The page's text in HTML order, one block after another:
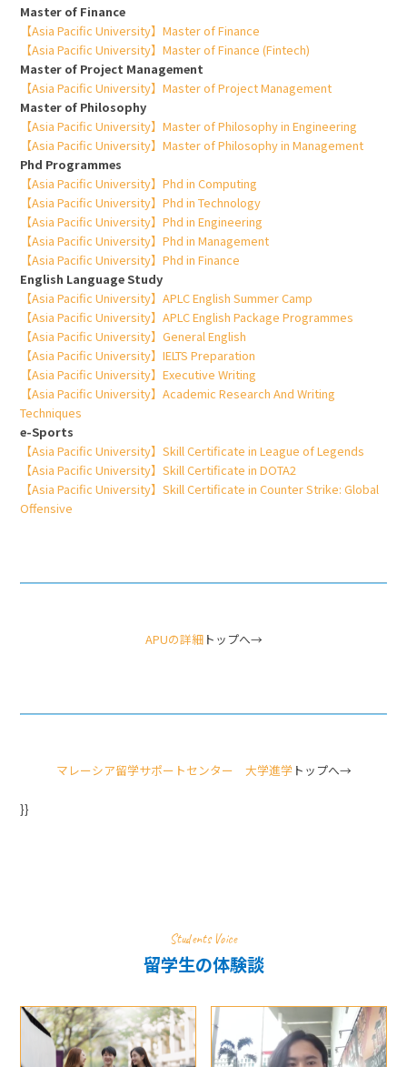
Master of Finance
【Asia Pacific University】Master of Finance
【Asia Pacific University】Master of Finance (Fintech)
Master of Project Management
【Asia Pacific University】Master of Project Management
Master of Philosophy
【Asia Pacific University】Master of Philosophy in Engineering
【Asia Pacific University】Master of Philosophy in Management
Phd Programmes
【Asia Pacific University】Phd in Computing
【Asia Pacific University】Phd in Technology
【Asia Pacific University】Phd in Engineering
【Asia Pacific University】Phd in Management
【Asia Pacific University】Phd in Finance
English Language Study
【Asia Pacific University】APLC English Summer Camp
【Asia Pacific University】APLC English Package Programmes
【Asia Pacific University】General English
【Asia Pacific University】IELTS Preparation
【Asia Pacific University】Executive Writing
【Asia Pacific University】Academic Research And Writing
Techniques
e-Sports
【Asia Pacific University】Skill Certificate in League of Legends
【Asia Pacific University】Skill Certificate in DOTA2
【Asia Pacific University】Skill Certificate in Counter Strike: Global
Offensive
APUの詳細トップへ→
マレーシア留学サポートセンター 大学進学トップへ→
}}
Students Voice
留学生の体験談